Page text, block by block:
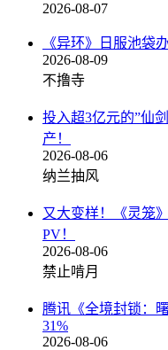
2026-08-07
《异环》日服池袋
2026-08-09
不撸寺
投入超3亿元的”仙
产！
2026-08-06
纳兰抽风
又大变样！《灵笼
PV！
2026-08-06
禁止啃月
腾讯《全境封锁：
31%
2026-08-06